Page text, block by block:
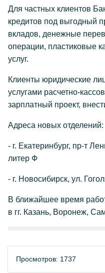
Для частных клиентов
кредитов под выгодный
вкладов, денежные
операции, пластиковые
услуг.
Клиенты юридические
услугами расчетно-
зарплатный проект,
Адреса новых отделений:
- г. Екатеринбург, пр-т
литер Ф
- г. Новосибирск, ул.
В ближайшее время
в гг. Казань, Воронеж,
Просмотров: 1737